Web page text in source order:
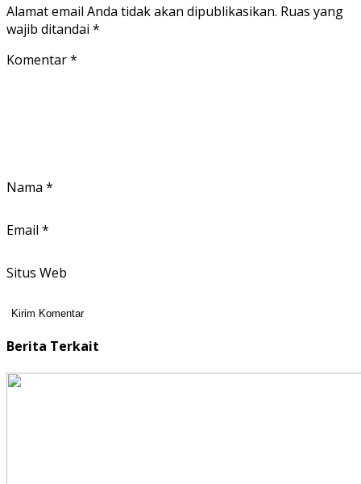
Alamat email Anda tidak akan dipublikasikan. Ruas yang
wajib ditandai *
Komentar*
Nama *
Email *
Situs Web
Berita Terkait